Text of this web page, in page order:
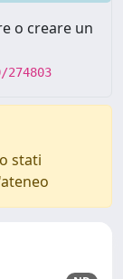
o creare un
stati